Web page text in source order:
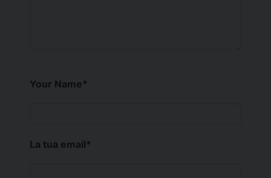
Your Name*
La tua email*